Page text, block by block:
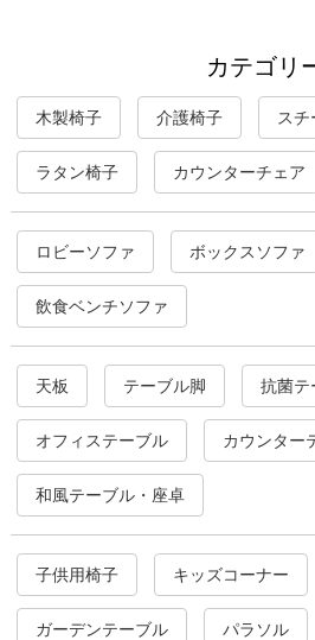
カテゴリ
木製椅子 介護椅子 ス
ラタン椅子 カウンターチェア
ロビーソファ ボックスソファ
飲食ベンチソファ
天板 テーブル脚 抗菌テ
オフィステーブル カウンター
和風テーブル・座卓
子供用椅子 キッズコーナー
ガーデンテーブル パラソル